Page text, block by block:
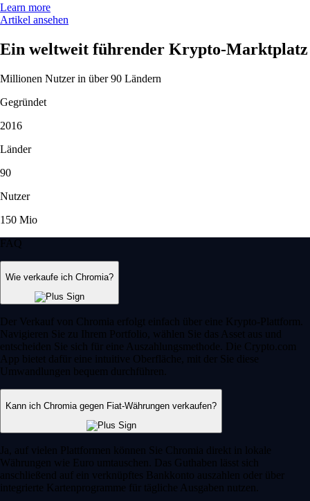
Learn more
Artikel ansehen
Ein weltweit führender Krypto-Marktplatz
Millionen Nutzer in über 90 Ländern
Gegründet
2016
Länder
90
Nutzer
150 Mio
FAQ
Wie verkaufe ich Chromia?
Der Verkauf von Chromia erfolgt einfach über eine Krypto-Plattform.
Navigieren Sie zu Ihrem Portfolio, wählen Sie das Asset aus und
entscheiden Sie sich für eine Auszahlungsmethode. Die Crypto.com
App bietet dafür eine intuitive Oberfläche, mit der Sie diese
Umwandlungen bequem durchführen.
Kann ich Chromia gegen Fiat-Währungen verkaufen?
Ja, auf vielen Plattformen können Sie Chromia direkt in lokale
Währungen wie Euro umtauschen. Das Guthaben lässt sich
anschließend auf ein verknüpftes Bankkonto auszahlen oder über
integrierte Kartenprogramme für tägliche Ausgaben nutzen.